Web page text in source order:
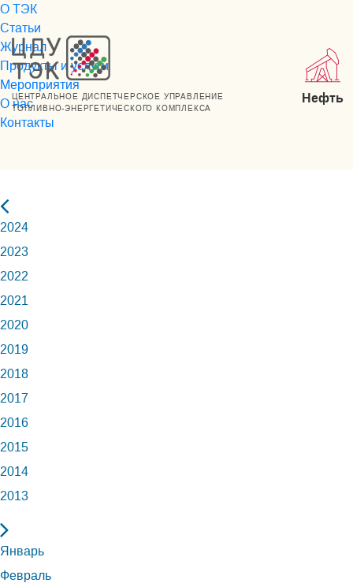
ЦЕНТРАЛЬНОЕ ДИСПЕТЧЕРСКОЕ УПРАВЛЕНИЕ
ТОПЛИВНО-ЭНЕРГЕТИЧЕСКОГО КОМПЛЕКСА
Нефть
О ТЭК
Статьи
Журнал
Продукты и услуги
Мероприятия
О нас
Контакты
2024
2023
2022
2021
2020
2019
2018
2017
2016
2015
2014
2013
Январь
Февраль